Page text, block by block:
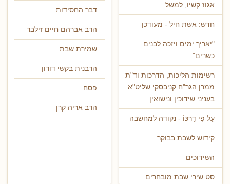
אגוז קשיו, למשל
חדש: אשת חיל - מעודכן
"יאריך ימים ויזכה לבנים
כשרים"
רשימות הליכות, הדרכות וד"ת
ממרן הגר"ח קניבסקי שליט"א
בעניני שידוכין ונישואין
עַל פִּי דַרְכּוֹ - נקודה למחשבה
קידוש לשבת בבוקר
השידוכים
סט שירי שבת מובחרים
דבר החסידות
הרב אברהם חיים זילבר
שמירת שבת
הרבנית בקשי דורון
פסח
הרב אריה קרן